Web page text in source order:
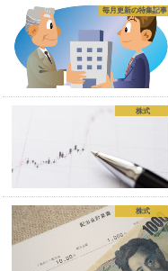
毎月更新の特集記事
株式
株式